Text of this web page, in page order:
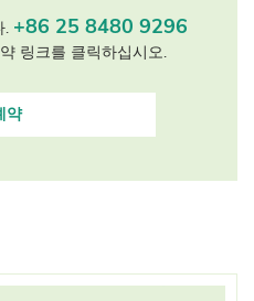
. +86 25 8480 9296
링크를 클릭하십시오.
약